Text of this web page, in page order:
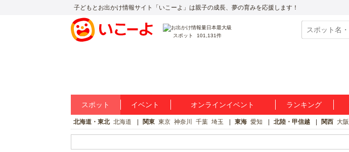
子どもとお出かけ情報サイト「いこーよ」は親子の成長、夢の育みを応援します！
スポット 101,131件
スポット イベント オンラインイベント ランキング
北海道・東北 北海道 関東 東京 神奈川 千葉 埼玉 東海 愛知 北陸・甲信越 関西 大阪